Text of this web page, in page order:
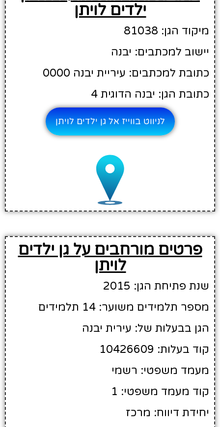
ילדים לויתן
מיקוד הגן: 81038
יישוב למכתבים: יבנה
כתובת למכתבים: עיריית יבנה 0000
כתובת הגן: יבנה הדוגית 4
לניווט בווייז אל גן ילדים לויתן
פרטים מורחבים על גן ילדים
לויתן
שנת פתיחת הגן: 2015
מספר תלמידים משוער: 14 תלמידים
הגן בבעלות של: עירית יבנה
קוד בעלות: 10426609
מעמד משפטי: רשמי
קוד מעמד משפטי: 1
יחידת דיווח: מרכז